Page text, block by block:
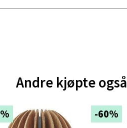
Andre kjøpte også
-60%